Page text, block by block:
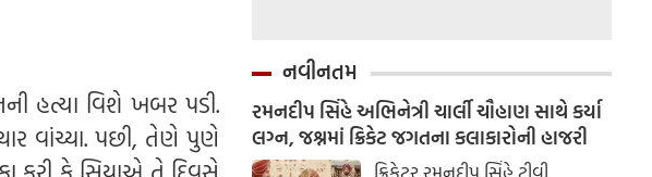
હત્યા વિશે ખબર પડી.
વાંચ્યા. પછી, તેણે પુણે
નવીનતમ
રમનદીપ સિંહે અભિનેત્રી ચાર્લી ચૌહાણ સાથે કર્યા
લગ્ન, જશ્નમાં ક્રિકેટ જગતના કલાકારોની હાજરી